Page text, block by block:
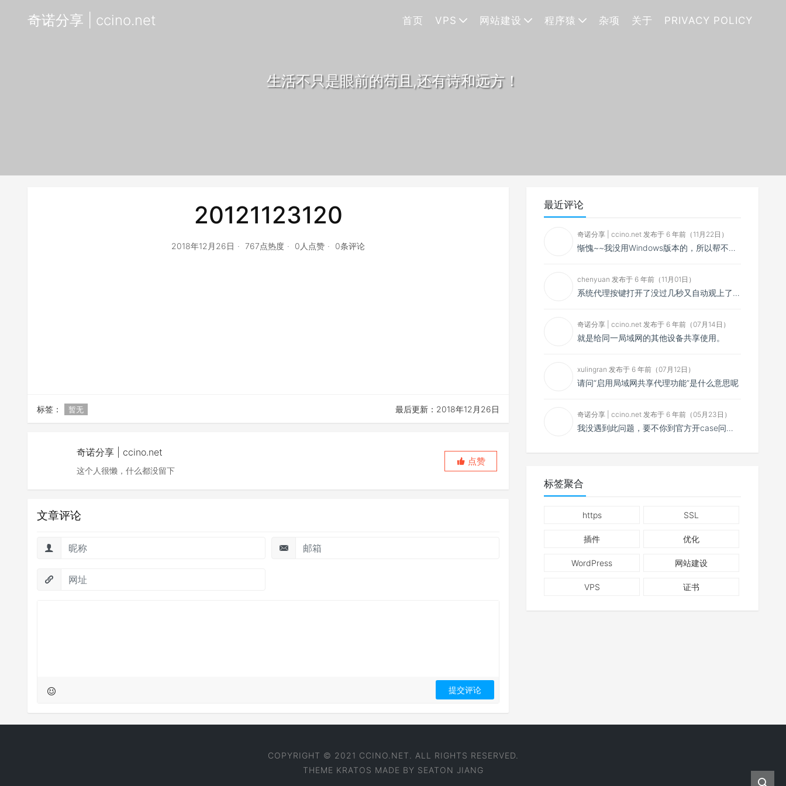
奇诺分享 | ccino.net 首页 VPS 网站建设 程序猿 杂项 关于 PRIVACY POLICY
生活不只是眼前的苟且,还有诗和远方！
20121123120
2018年12月26日 767点热度 0人点赞 0条评论
标签： 暂无 最后更新：2018年12月26日
奇诺分享 | ccino.net
这个人很懒，什么都没留下
点赞
文章评论
最近评论
奇诺分享 | ccino.net 发布于 6 年前（11月22日）
惭愧~~我没用Windows版本的，所以帮不了你~~
chenyuan 发布于 6 年前（11月01日）
系统代理按键打开了没过几秒又自动观上了，导致一直打开不了，是什么问题呢？感谢大佬，请帮帮忙！谢谢！
奇诺分享 | ccino.net 发布于 6 年前（07月14日）
就是给同一局域网的其他设备共享使用。
xulingran 发布于 6 年前（07月12日）
请问“启用局域网共享代理功能”是什么意思呢
奇诺分享 | ccino.net 发布于 6 年前（05月23日）
我没遇到此问题，要不你到官方开case问问看？
标签聚合
https SSL
插件 优化
WordPress 网站建设
VPS 证书
COPYRIGHT © 2021 CCINO.NET. ALL RIGHTS RESERVED.
THEME KRATOS MADE BY SEATON JIANG